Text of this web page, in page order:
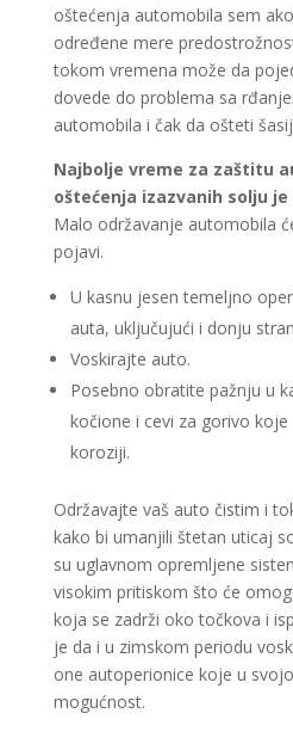
oštećenja automobila sem
određene mere
tokom vremena može da
dovede do problema sa
automobila i čak da ošteti
Najbolje vreme za zaštitu
oštećenja izazvanih solju
Malo održavanje automobila
pojavi.
U kasnu jesen temeljno
auta, uključujući i donju
Voskirajte auto.
Posebno obratite pažnju u
kočione i cevi za gorivo
koroziji.
Održavajte vaš auto čistim i
kako bi umanjili štetan uticaj
su uglavnom opremljene
visokim pritiskom što će
koja se zadrži oko točkova i
je da i u zimskom periodu
one autoperionice koje u
mogućnost.